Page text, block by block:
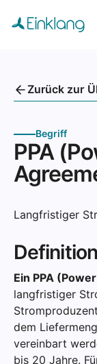
Zurück zur
Begriff
PPA
Langfristiger
Ein PPA
langfristiger
dem
vereinbart
bis 20 Jahre.